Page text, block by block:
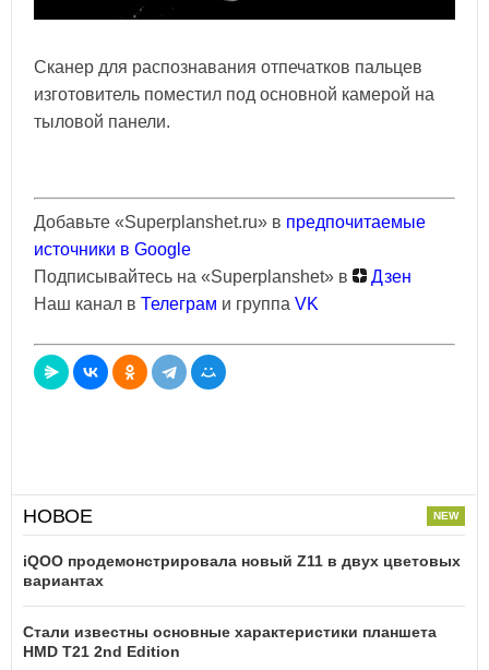
Сканер для распознавания отпечатков пальцев
изготовитель поместил под основной камерой на
тыловой панели.
Добавьте «Superplanshet.ru» в предпочитаемые
источники в Google
Подписывайтесь на «Superplanshet» в
Дзен
Наш канал в Телеграм и группа VK
НОВОЕ
iQOO продемонстрировала новый Z11 в двух цветовых
вариантах
Стали известны основные характеристики планшета
HMD T21 2nd Edition